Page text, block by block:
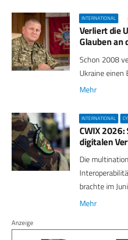
INTERNATIONAL
Verliert die
Glauben an
Schon 2008
Ukraine
Mehr
INTERNATIONAL
CWIX
digitalen
Die
brachte im
Mehr
Anzeige